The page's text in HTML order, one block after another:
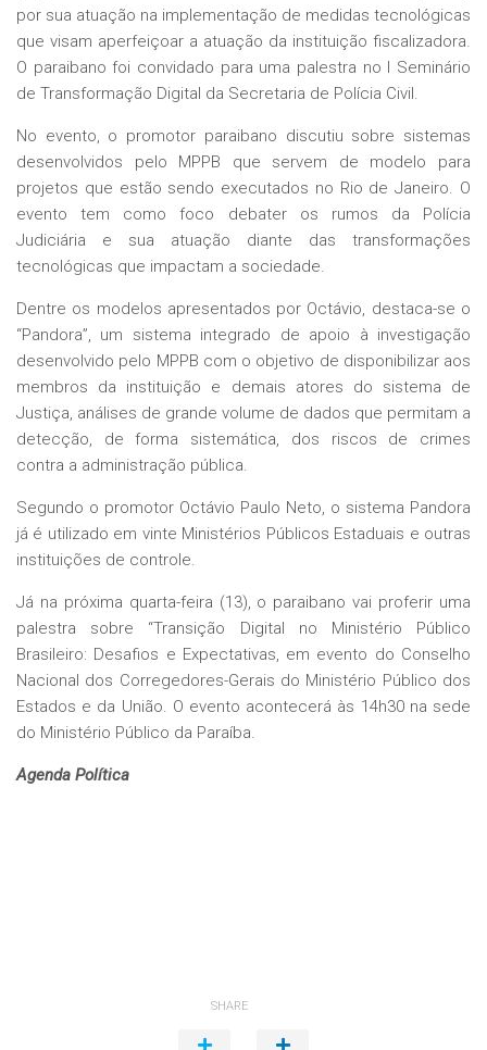
por sua atuação na implementação de medidas tecnológicas
que visam aperfeiçoar a atuação da instituição fiscalizadora.
O paraibano foi convidado para uma palestra no I Seminário
de Transformação Digital da Secretaria de Polícia Civil.
No evento, o promotor paraibano discutiu sobre sistemas
desenvolvidos pelo MPPB que servem de modelo para
projetos que estão sendo executados no Rio de Janeiro. O
evento tem como foco debater os rumos da Polícia
Judiciária e sua atuação diante das transformações
tecnológicas que impactam a sociedade.
Dentre os modelos apresentados por Octávio, destaca-se o
“Pandora”, um sistema integrado de apoio à investigação
desenvolvido pelo MPPB com o objetivo de disponibilizar aos
membros da instituição e demais atores do sistema de
Justiça, análises de grande volume de dados que permitam a
detecção, de forma sistemática, dos riscos de crimes
contra a administração pública.
Segundo o promotor Octávio Paulo Neto, o sistema Pandora
já é utilizado em vinte Ministérios Públicos Estaduais e outras
instituições de controle.
Já na próxima quarta-feira (13), o paraibano vai proferir uma
palestra sobre “Transição Digital no Ministério Público
Brasileiro: Desafios e Expectativas, em evento do Conselho
Nacional dos Corregedores-Gerais do Ministério Público dos
Estados e da União. O evento acontecerá às 14h30 na sede
do Ministério Público da Paraíba.
Agenda Política
SHARE